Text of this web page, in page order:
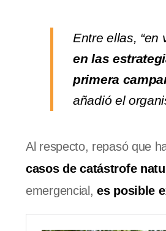
Entre ellas,
en las
primera
añadió el
Al respecto, repasó que
casos de catástrofe
emergencial, es posible